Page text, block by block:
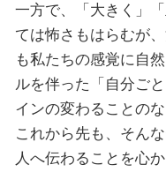
一方で、「大きく」
ては怖さもはらむが
も私たちの感覚に自
ルを伴った「自分ご
インの変わることの
これから先も、そん
人へ伝わることを心か